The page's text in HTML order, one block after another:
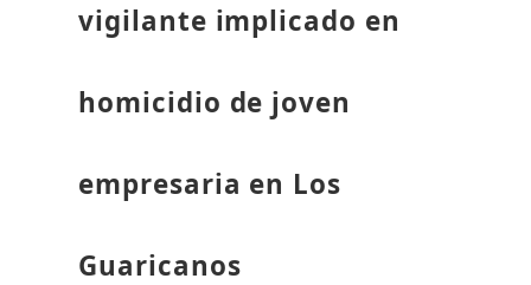
vigilante implicado en
homicidio de joven
empresaria en Los
Guaricanos